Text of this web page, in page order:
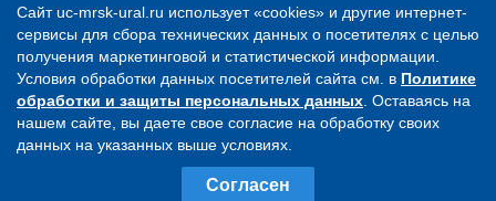
Создание сайта Jellyweb
О компании Контакты
Вся представленная на сайте информация носит
исключительно информационный характер и ни при каких
условиях не является публичной офертой, определяемой
положениями ст.437 ГК РФ
Сайт uc-mrsk-ural.ru использует «cookies» и другие интернет-
сервисы для сбора технических данных о посетителях с целью
получения маркетинговой и статистической информации.
Условия обработки данных посетителей сайта см. в Политике
обработки и защиты персональных данных . Оставаясь на
нашем сайте, вы даете свое согласие на обработку своих
данных на указанных выше условиях.
Согласен